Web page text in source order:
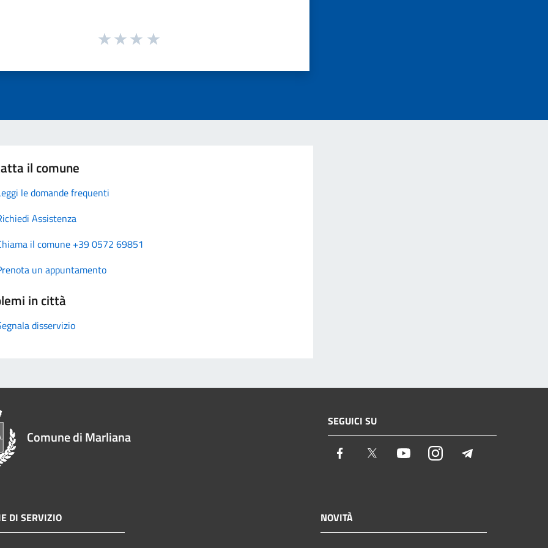
il comune
le domande frequenti
Assistenza
il comune +39 0572 69851
un appuntamento
in città
disservizio
Comune di Marliana
SEGUICI SU
Facebook Twitter YoutubeInstagram
DI SERVIZIO NOVITÀ